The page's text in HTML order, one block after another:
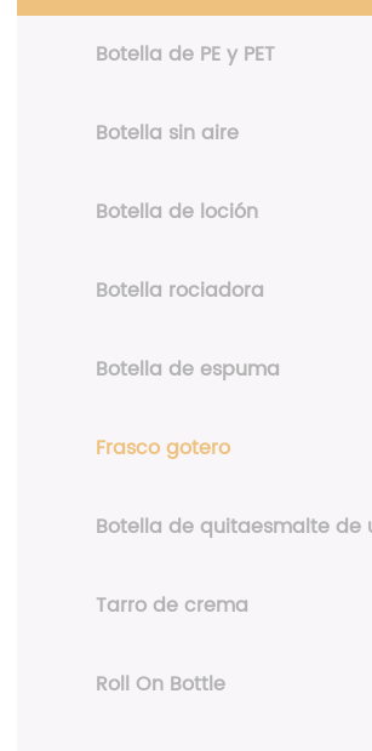
Botella de PE y PET
Botella sin aire
Botella de loción
Botella rociadora
Botella de espuma
Frasco gotero
Botella de quitaesmalte de
Tarro de crema
Roll On Bottle